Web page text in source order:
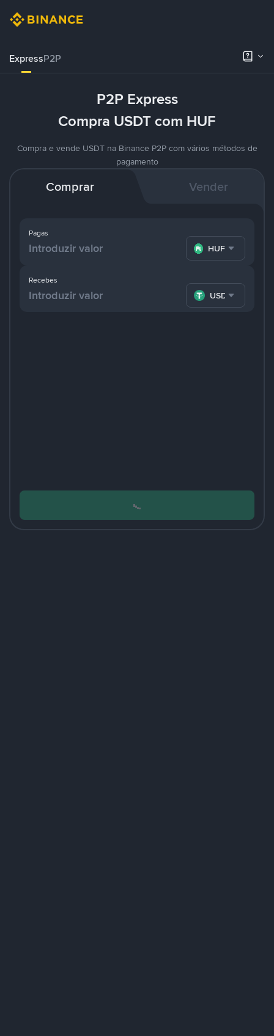
ExpressP2P
P2P Express
Compra USDT com HUF
Compra e vende USDT na Binance P2P com vários métodos de
pagamento
Comprar Vender
Pagas
HUF
Recebes
USDT